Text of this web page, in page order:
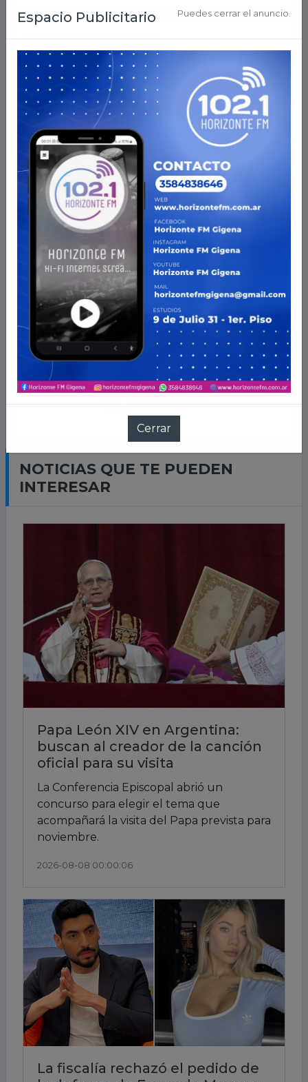
PROGRAMACION
AHORA EN VIVO
08-08 01:00:07
DESCARGAR APP
LLEVANOS EN TU CELU
NOTICIAS QUE TE PUEDEN
INTERESAR
Papa León XIV en Argentina:
buscan al creador de la canción
oficial para su visita
La Conferencia Episcopal abrió un
concurso para elegir el tema que
acompañará la visita del Papa prevista para
noviembre.
2026-08-08 00:00:06
La fiscalía rechazó el pedido de
Espacio Publicitario Puedes cerrar el anuncio.
Cerrar